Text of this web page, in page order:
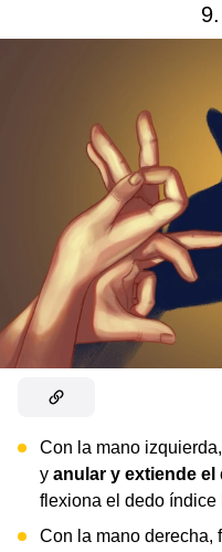
Con la mano izquierda,
y anular y extiende el
flexiona el dedo índice
Con la mano derecha,